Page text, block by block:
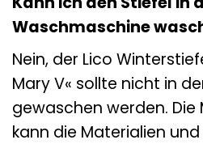
Waschmaschine
Nein, der Lico
Mary V« sollte nicht in
gewaschen werden.
kann die Materialien